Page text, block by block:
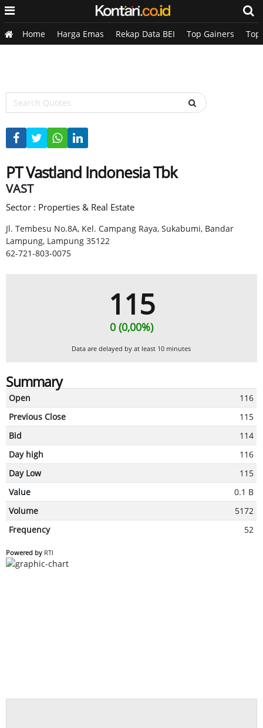
Home Harga Emas Rekap Data BEI Top Gainers Top
PT Vastland Indonesia Tbk
VAST
Sector : Properties & Real Estate
Jl. Tembesu No.8A, Kel. Campang Raya, Sukabumi, Bandar
Lampung, Lampung 35122
62-721-803-0075
115
0 (0,00%)
Data are delayed by at least 10 minutes
Summary
Open
116
Previous Close
115
Bid
114
Day high
116
Day Low
115
Value
0.1 B
Volume
5172
Frequency
52
Powered by RTI